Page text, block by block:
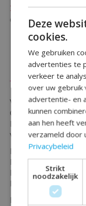
Niet op voorraad
Beschikbaarheid in
Beschrijving
Vier het moment en
Goud "50" 30cm 6St.''
Deze feestelijke
van bijvoorbeeld
De ballonnen zijn
kunnen gevuld
De afmeting en
ballonnen zijn
Maak jouw feest
Deze
cookies.
We gebruiken
advertenties te
verkeer te
over uw gebruik
advertentie- en
kunnen
aan hen heeft
verzameld door
Privacybeleid
Strikt
noodzakelijk